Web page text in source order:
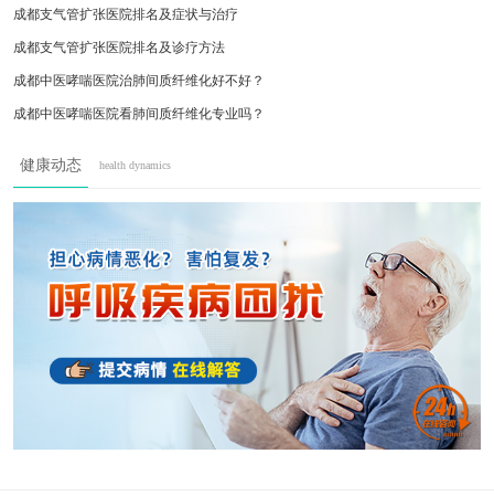
成都支气管扩张医院排名及症状与治疗
成都支气管扩张医院排名及诊疗方法
成都中医哮喘医院治肺间质纤维化好不好？
成都中医哮喘医院看肺间质纤维化专业吗？
间质性肺炎早期信号与科学防治指南
成都中医哮喘医院解析成因、症状及专业诊疗
健康动态 health dynamics